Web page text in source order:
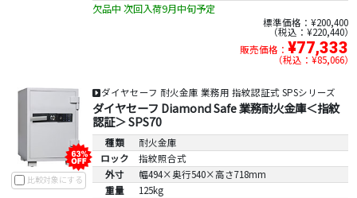
欠品中 次回入荷9月中旬予定
標準価格：¥200,400
税込：¥220,440
販売価格： ¥77,333
税込：¥85,066
比較対象にする
ダイヤセーフ 耐火金庫 業務用 指紋認証式 SPSシリーズ
ダイヤセーフ Diamond Safe 業務耐火金庫＜指紋
認証＞ SPS70
種類
耐火金庫
ロック
指紋照合式
外寸
幅494×奥行540×高さ718mm
重量
125kg